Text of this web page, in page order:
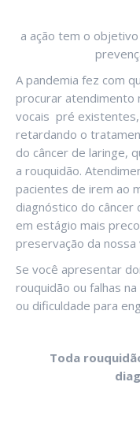
a ação tem o
A pandemia fez com
procurar atendimento
vocais pré
retardando o
do câncer de laringe,
a rouquidão.
pacientes de irem ao
diagnóstico do
em estágio mais
preservação da
Se você apresentar
rouquidão ou falhas
ou dificuldade para
Toda